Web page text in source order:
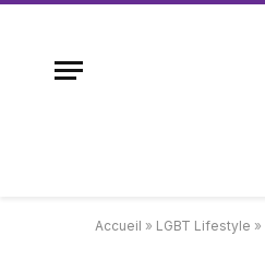
Accueil » LGBT Lifestyle »